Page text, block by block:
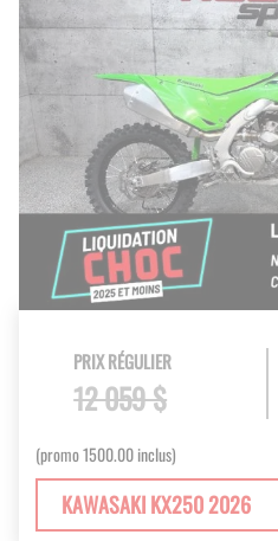
PRIX RÉGULIER
12 059 $
(promo 1500.00 inclus)
KAWASAKI KX250 2026